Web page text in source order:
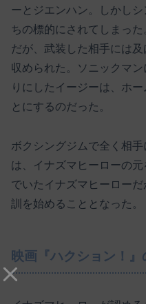
ーとジエンハン。しかし
ちの標的にされてしまっ
だが、武装した相手には
収められた。ソニックマ
りにしたイージーは、ホ
とにするのだった。
ボクシングジムで全く相
は、イナズマヒーローの
でいたイナズマヒーロー
訓を始めることとなった。
映画『ハクション！』